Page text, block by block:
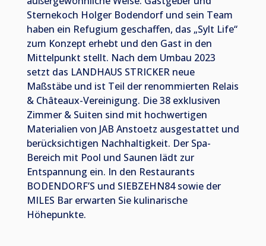
Sternekoch Holger Bodendorf und sein Team
haben ein Refugium geschaffen, das „Sylt Life“
zum Konzept erhebt und den Gast in den
Mittelpunkt stellt. Nach dem Umbau 2023
setzt das LANDHAUS STRICKER neue
Maßstäbe und ist Teil der renommierten Relais
& Châteaux-Vereinigung. Die 38 exklusiven
Zimmer & Suiten sind mit hochwertigen
Materialien von JAB Anstoetz ausgestattet und
berücksichtigen Nachhaltigkeit. Der Spa-
Bereich mit Pool und Saunen lädt zur
Entspannung ein. In den Restaurants
BODENDORF’S und SIEBZEHN84 sowie der
MILES Bar erwarten Sie kulinarische
Höhepunkte.